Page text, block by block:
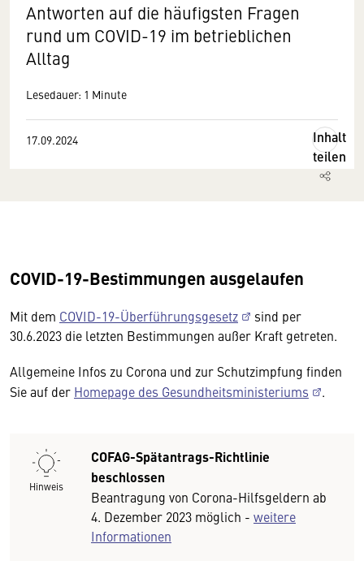
Antworten auf die häufigsten Fragen
rund um COVID-19 im betrieblichen
Alltag
Lesedauer: 1 Minute
17.09.2024
Inhalt
teilen
COVID-19-Bestimmungen ausgelaufen
Mit dem COVID-19-Überführungsgesetz
sind per
30.6.2023 die letzten Bestimmungen außer Kraft getreten.
Allgemeine Infos zu Corona und zur Schutzimpfung finden
Sie auf der Homepage des Gesundheitsministeriums .
Hinweis
COFAG-Spätantrags-Richtlinie
beschlossen
Beantragung von Corona-Hilfsgeldern ab
4. Dezember 2023 möglich - weitere
Informationen